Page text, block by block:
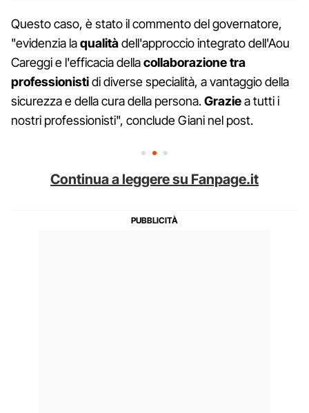
Questo caso, è stato il commento del governatore,
"evidenzia laqualitàdell'approccio integrato dell'Aou
Careggi e l'efficacia dellacollaborazione tra
professionistidi diverse specialità, a vantaggio della
sicurezza e della cura della persona.Graziea tutti i
nostri professionisti", conclude Giani nel post.
Continua a leggere su Fanpage.it